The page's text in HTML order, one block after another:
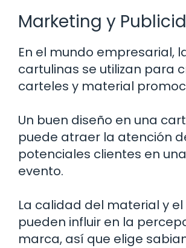
Marketing y
En el mundo empresarial,
cartulinas se utilizan para
carteles y material
Un buen diseño en una
puede atraer la atención
potenciales clientes en
evento.
La calidad del material y
pueden influir en la
marca, así que elige